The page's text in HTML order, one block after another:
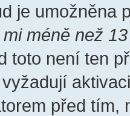
je umožněna
méně než
toto není ten
před tím,